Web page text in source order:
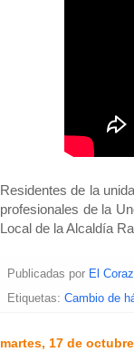
Residentes de la
profesionales de la
Local de la Alcaldía
Publicadas por El
Etiquetas: Cambio de
martes, 17 de